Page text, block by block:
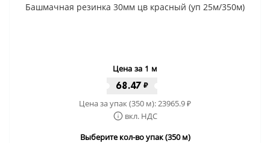
Башмачная резинка 30мм цв красный (уп 25м/350м)
Цена за 1 м
68.47₽
Цена за упак (350 м):23965.9₽
вкл. НДС
Выберите кол-во упак (350 м)